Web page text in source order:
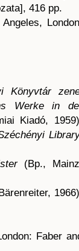
416 pp.
Könyvtár
Werke in
Kiadó,
(Bp.,
Faber